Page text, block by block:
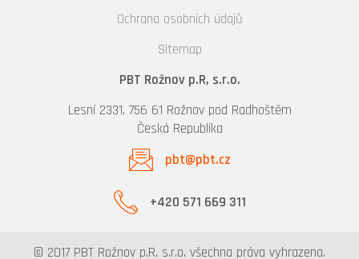
Ochrana osobních údajů
Sitemap
PBT Rožnov p.R, s.r.o.
Lesní 2331, 756 61 Rožnov pod Radhoštěm
Česká Republika
pbt@pbt.cz
+420 571 669 311
© 2017 PBT Rožnov p.R, s.r.o. všechna práva vyhrazena.